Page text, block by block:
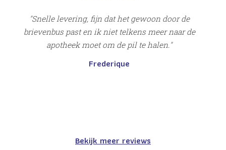
Snelle levering, fijn dat het gewoon door de
brievenbus past en ik niet telkens meer naar de
apotheek moet om de pil te halen.
Frederique
Bekijk meer reviews